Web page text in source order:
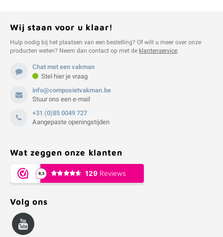
Wij staan voor u klaar!
Hulp nodig bij het plaatsen van een bestelling? Of wilt u meer over onze
producten weten? Neem dan contact op met deklantenservice.
Chat met een vakman
Stel hier je vraag
info@composietvakman.be
Stuur ons een e-mail
+31 (0)85 0049 727
Aangepaste openingstijden
Wat zeggen onze klanten
Volg ons